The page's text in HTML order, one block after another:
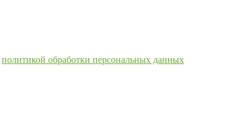
политикой обработки персональных данных